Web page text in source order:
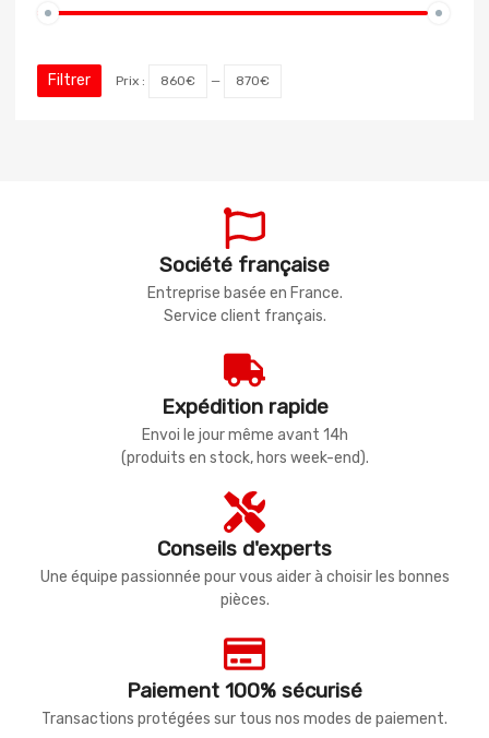
Filtrer Prix : 860€ — 870€
Société française
Entreprise basée en France.
Service client français.
Expédition rapide
Envoi le jour même avant 14h
(produits en stock, hors week-end).
Conseils d'experts
Une équipe passionnée pour vous aider à choisir les bonnes
pièces.
Paiement 100% sécurisé
Transactions protégées sur tous nos modes de paiement.